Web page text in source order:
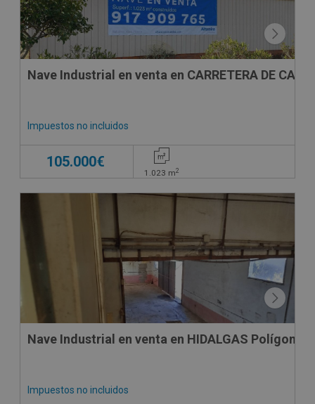
Nave Industrial en venta en CARRETERA DE
Impuestos no incluidos
105.000€
1.023 m2
Nave Industrial en venta en HIDALGAS Polígono
Impuestos no incluidos